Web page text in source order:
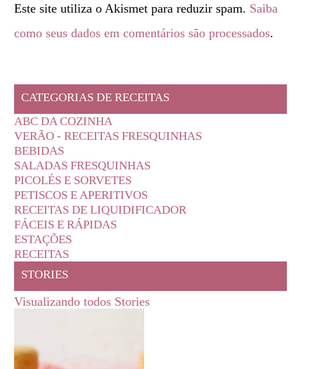
Este site utiliza o Akismet para reduzir spam. Saiba
como seus dados em comentários são processados.
CATEGORIAS DE RECEITAS
ABC DA COZINHA
VERÃO - RECEITAS FRESQUINHAS
BEBIDAS
SALADAS FRESQUINHAS
PICOLÉS E SORVETES
PETISCOS E APERITIVOS
RECEITAS DE LIQUIDIFICADOR
FÁCEIS E RÁPIDAS
ESTAÇÕES
RECEITAS
STORIES
Visualizando todos Stories